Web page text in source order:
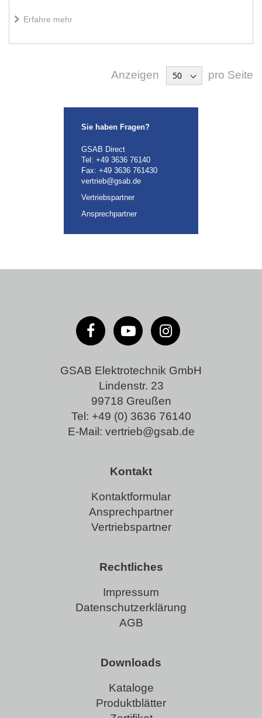
Erfahre mehr
Anzeigen pro Seite
Sie haben Fragen?
GSAB Direct
Tel: +49 3636 76140
Fax: +49 3636 761430
vertrieb@gsab.de
Vertriebspartner
Ansprechpartner
GSAB Elektrotechnik GmbH
Lindenstr. 23
99718 Greußen
Tel: +49 (0) 3636 76140
E-Mail: vertrieb@gsab.de
Kontakt
Kontaktformular
Ansprechpartner
Vertriebspartner
Downloads
Kataloge
Produktblätter
Rechtliches
Impressum
Datenschutzerklärung
AGB